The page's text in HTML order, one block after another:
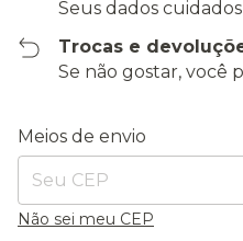
Seus dados
Trocas e
Se não gostar, você
Entregas para o CEP:
Meios de envio
Não sei meu CEP